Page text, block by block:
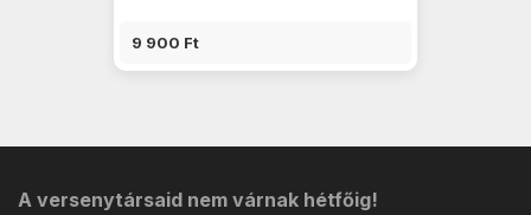
9 900 Ft
A versenytársaid nem várnak hétfőig!